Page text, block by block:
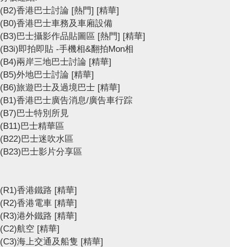
(B2)香港巴士討論 [熱門] [精華]
(B0)香港巴士車務及車廂設備
(B3)巴士攝影作品貼圖區 [熱門] [精華]
(B3i)即拍即貼 -手機相&翻拍Mon相
(B4)兩岸三地巴士討論 [精華]
(B5)外地巴士討論 [精華]
(B6)旅遊巴士及過境巴士 [精華]
(B1)香港巴士廣告消息/廣告車行踪
(B7)巴士特別所見
(B11)巴士精華區
(B22)巴士迷吹水區
(B23)巴士影片分享區
(R1)香港鐵路 [精華]
(R2)香港電車 [精華]
(R3)港外鐵路 [精華]
(C2)航空 [精華]
(C3)海上交通及船隻 [精華]